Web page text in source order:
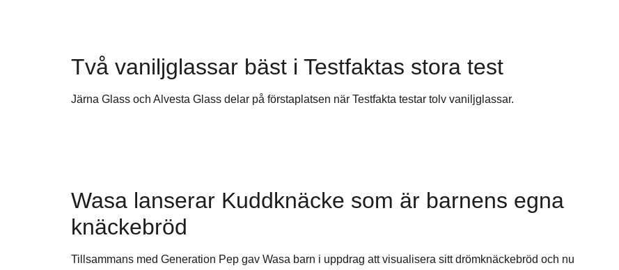
Två vaniljglassar bäst i Testfaktas stora test
Järna Glass och Alvesta Glass delar på förstaplatsen när Testfakta testar tolv vaniljglassar.
Wasa lanserar Kuddknäcke som är barnens egna
knäckebröd
Tillsammans med Generation Pep gav Wasa barn i uppdrag att visualisera sitt drömknäckebröd och nu